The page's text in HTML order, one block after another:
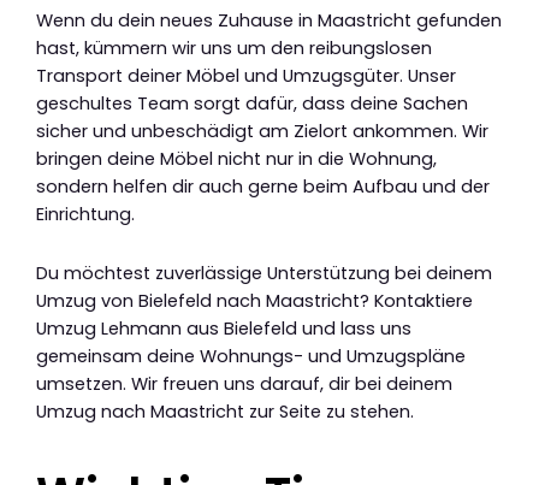
Wenn du dein neues Zuhause in Maastricht gefunden
hast, kümmern wir uns um den reibungslosen
Transport deiner Möbel und Umzugsgüter. Unser
geschultes Team sorgt dafür, dass deine Sachen
sicher und unbeschädigt am Zielort ankommen. Wir
bringen deine Möbel nicht nur in die Wohnung,
sondern helfen dir auch gerne beim Aufbau und der
Einrichtung.
Du möchtest zuverlässige Unterstützung bei deinem
Umzug von Bielefeld nach Maastricht? Kontaktiere
Umzug Lehmann aus Bielefeld und lass uns
gemeinsam deine Wohnungs- und Umzugspläne
umsetzen. Wir freuen uns darauf, dir bei deinem
Umzug nach Maastricht zur Seite zu stehen.